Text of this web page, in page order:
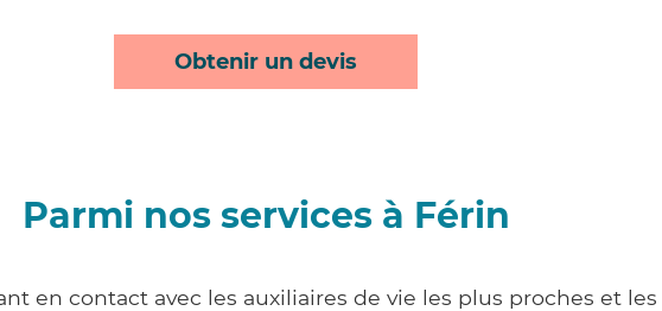
Obtenir un devis
Parmi nos services à Férin
en contact avec les auxiliaires de vie les plus proches et